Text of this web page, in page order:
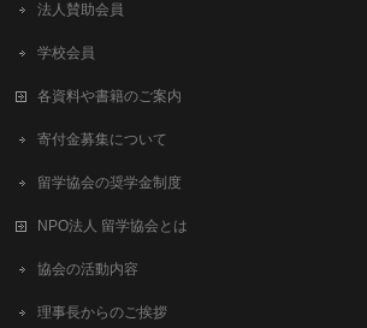
法人賛助会員
学校会員
各資料や書籍のご案内
寄付金募集について
留学協会の奨学金制度
NPO法人 留学協会とは
協会の活動内容
理事長からのご挨拶